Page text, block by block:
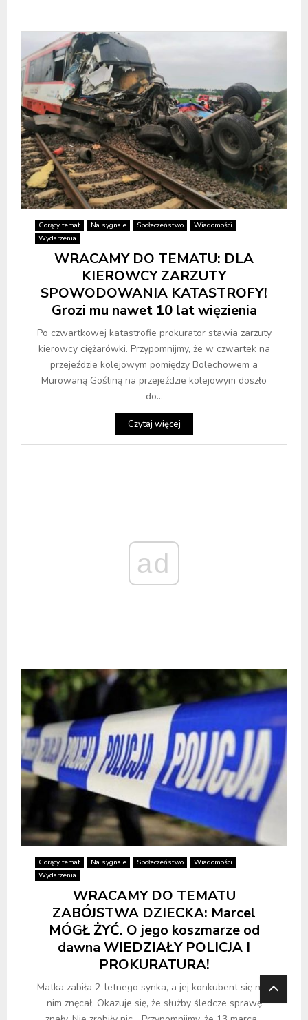
Gorący temat Na sygnale Społeczeństwo
Wiadomości
Wydarzenia
WRACAMY DO TEMATU: DLA
KIEROWCY ZARZUTY
SPOWODOWANIA KATASTROFY!
Grozi mu nawet 10 lat więzienia
Po czwartkowej katastrofie prokurator stawia zarzuty
kierowcy ciężarówki. Przypomnijmy, że w czwartek na
przejeździe kolejowym pomiędzy Bolechowem a
Murowaną Gośliną na przejeździe kolejowym doszło
do...
Czytaj więcej
ad
Gorący temat Na sygnale Społeczeństwo
Wiadomości
Wydarzenia
WRACAMY DO TEMATU
ZABÓJSTWA DZIECKA: Marcel
MÓGŁ ŻYĆ. O jego koszmarze od
dawna WIEDZIAŁY POLICJA I
PROKURATURA!
Matka zabiła 2-letnego synka, a jej konkubent się nad
nim znęcał. Okazuje się, że służby śledcze sprawę